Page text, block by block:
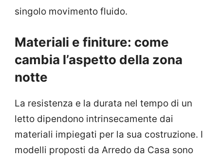
singolo movimento fluido.
Materiali e finiture: come
cambia l’aspetto della zona
notte
La resistenza e la durata nel tempo di un
letto dipendono intrinsecamente dai
materiali impiegati per la sua costruzione. I
modelli proposti da Arredo da Casa sono